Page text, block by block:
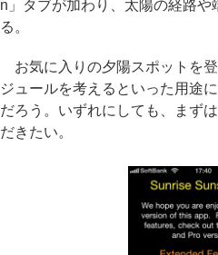
n」タブが加わり、太陽の経路や
る。
お気に入りの夕陽スポットを
ジュールを考えるといった用途
だろう。いずれにしても、まず
だきたい。